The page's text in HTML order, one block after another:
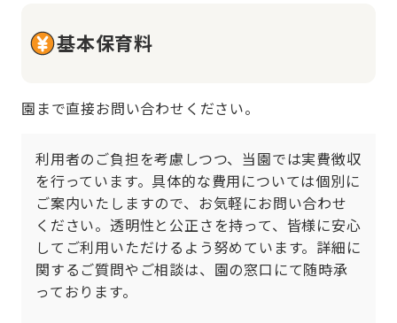
基本保育料
園まで直接お問い合わせください。
利用者のご負担を考慮しつつ、当園では実費徴収
を行っています。具体的な費用については個別に
ご案内いたしますので、お気軽にお問い合わせ
ください。透明性と公正さを持って、皆様に安心
してご利用いただけるよう努めています。詳細に
関するご質問やご相談は、園の窓口にて随時承
っております。